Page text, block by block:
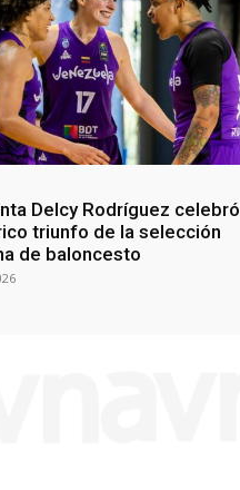
Delcy Rodríguez celebró
triunfo de la selección
de baloncesto